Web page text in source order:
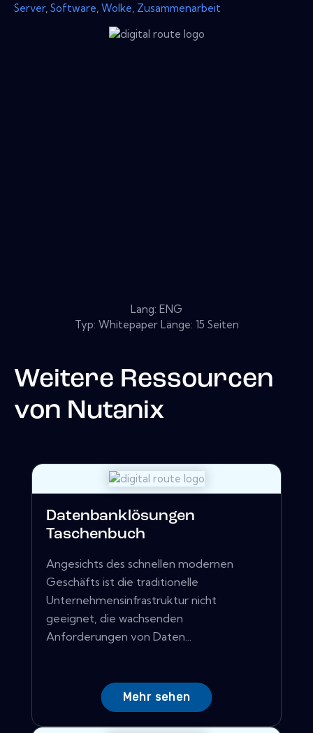
Server, Software Wolke Zusammenarbeit
Lang: ENG
Typ: Whitepaper Länge: 15 Seiten
Weitere Ressourcen
von Nutanix
Datenbanklösungen
Taschenbuch
Angesichts des schnellen modernen
Geschäfts ist die traditionelle
Unternehmensinfrastruktur nicht
geeignet, die wachsenden
Anforderungen von Daten...
Mehr sehen